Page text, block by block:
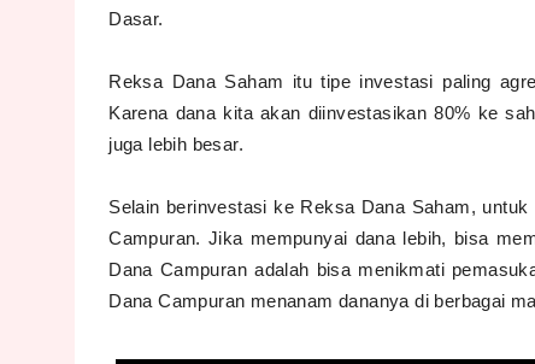
Dasar.
Reksa Dana Saham itu tipe investasi paling
Karena dana kita akan diinvestasikan 80% ke
juga lebih besar.
Selain berinvestasi ke Reksa Dana Saham,
Campuran. Jika mempunyai dana lebih, bisa
Dana Campuran adalah bisa menikmati
Dana Campuran menanam dananya di berbagai